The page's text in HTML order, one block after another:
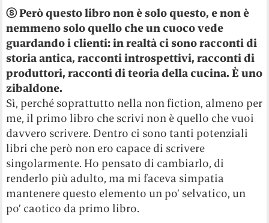
ⓢ Però questo libro non è solo questo, e non è
nemmeno solo quello che un cuoco vede
guardando i clienti: in realtà ci sono racconti di
storia antica, racconti introspettivi, racconti di
produttori, racconti di teoria della cucina. È uno
zibaldone.
Sì, perché soprattutto nella non fiction, almeno per
me, il primo libro che scrivi non è quello che vuoi
davvero scrivere. Dentro ci sono tanti potenziali
libri che però non ero capace di scrivere
singolarmente. Ho pensato di cambiarlo, di
renderlo più adulto, ma mi faceva simpatia
mantenere questo elemento un po’ selvatico, un
po’ caotico da primo libro.